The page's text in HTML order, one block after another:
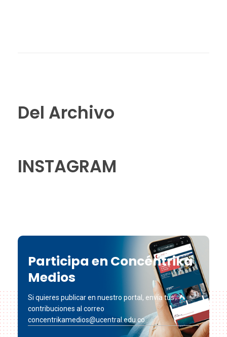
Del Archivo
INSTAGRAM
Participa en Concéntrika
Medios
Si quieres publicar en nuestro portal, envía tus
contribuciones al correo
concentrikamedios@ucentral.edu.co